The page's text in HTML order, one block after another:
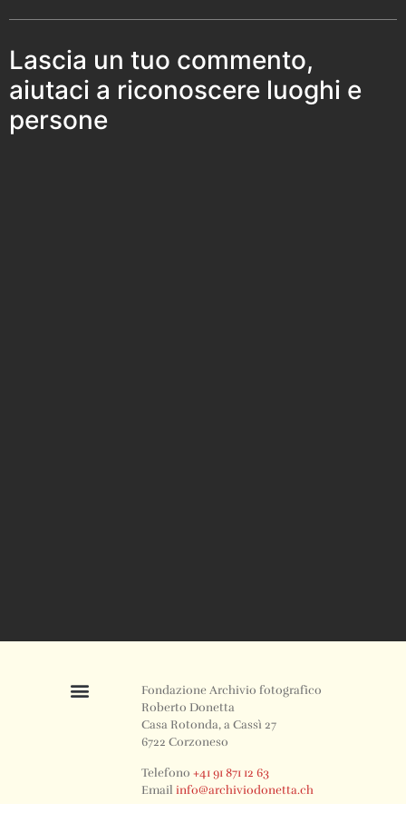
Lascia un tuo commento,
aiutaci a riconoscere luoghi e
persone
Fondazione Archivio fotografico
Roberto Donetta
Casa Rotonda, a Cassì 27
6722 Corzoneso
Telefono+41 91 871 12 63
Emailinfo@archiviodonetta.ch